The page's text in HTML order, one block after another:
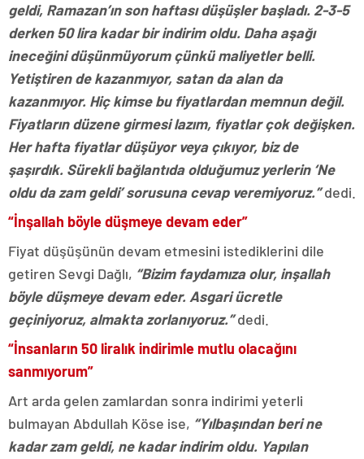
geldi, Ramazan’ın son haftası düşüşler başladı. 2-3-5
derken 50 lira kadar bir indirim oldu. Daha aşağı
ineceğini düşünmüyorum çünkü maliyetler belli.
Yetiştiren de kazanmıyor, satan da alan da
kazanmıyor. Hiç kimse bu fiyatlardan memnun değil.
Fiyatların düzene girmesi lazım, fiyatlar çok değişken.
Her hafta fiyatlar düşüyor veya çıkıyor, biz de
şaşırdık. Sürekli bağlantıda olduğumuz yerlerin ‘Ne
oldu da zam geldi’ sorusuna cevap veremiyoruz.”dedi.
“İnşallah böyle düşmeye devam eder”
Fiyat düşüşünün devam etmesini istediklerini dile
getiren Sevgi Dağlı, “Bizim faydamıza olur, inşallah
böyle düşmeye devam eder. Asgari ücretle
geçiniyoruz, almakta zorlanıyoruz.”dedi.
“İnsanların 50 liralık indirimle mutlu olacağını
sanmıyorum”
Art arda gelen zamlardan sonra indirimi yeterli
bulmayan Abdullah Köse ise, “Yılbaşından beri ne
kadar zam geldi, ne kadar indirim oldu. Yapılan